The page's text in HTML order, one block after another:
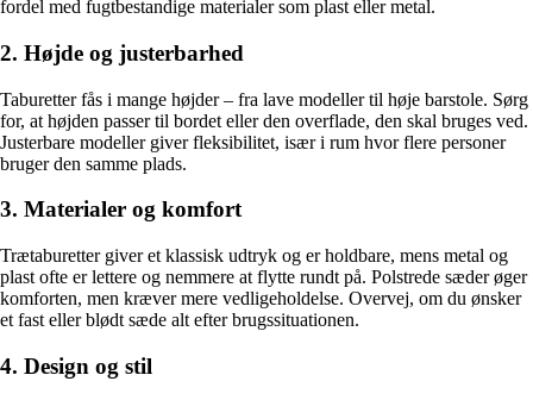
fordel med fugtbestandige materialer som plast eller metal.
2. Højde og justerbarhed
Taburetter fås i mange højder – fra lave modeller til høje barstole. Sørg
for, at højden passer til bordet eller den overflade, den skal bruges ved.
Justerbare modeller giver fleksibilitet, især i rum hvor flere personer
bruger den samme plads.
3. Materialer og komfort
Trætaburetter giver et klassisk udtryk og er holdbare, mens metal og
plast ofte er lettere og nemmere at flytte rundt på. Polstrede sæder øger
komforten, men kræver mere vedligeholdelse. Overvej, om du ønsker
et fast eller blødt sæde alt efter brugssituationen.
4. Design og stil